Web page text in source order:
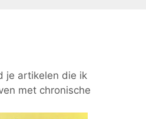
je artikelen die ik
met chronische